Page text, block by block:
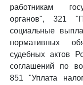
работникам
органов", 321
социальные
нормативных
судебных актов
соглашений по
851 "Уплата